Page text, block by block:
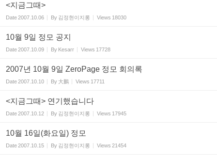
<지금그때>
Date2007.10.06 By 김정현이지롱 Views 18030
10월 9일 정모 공지
Date2007.10.09 By Kesarr Views 17728
2007년 10월 9일 ZeroPage 정모 회의록
Date2007.10.10 By 大鵬 Views 17711
<지금그때> 연기했습니다
Date2007.10.12 By 김정현이지롱 Views 17945
10월 16일(화요일) 정모
Date2007.10.15 By 김정현이지롱 Views 21454